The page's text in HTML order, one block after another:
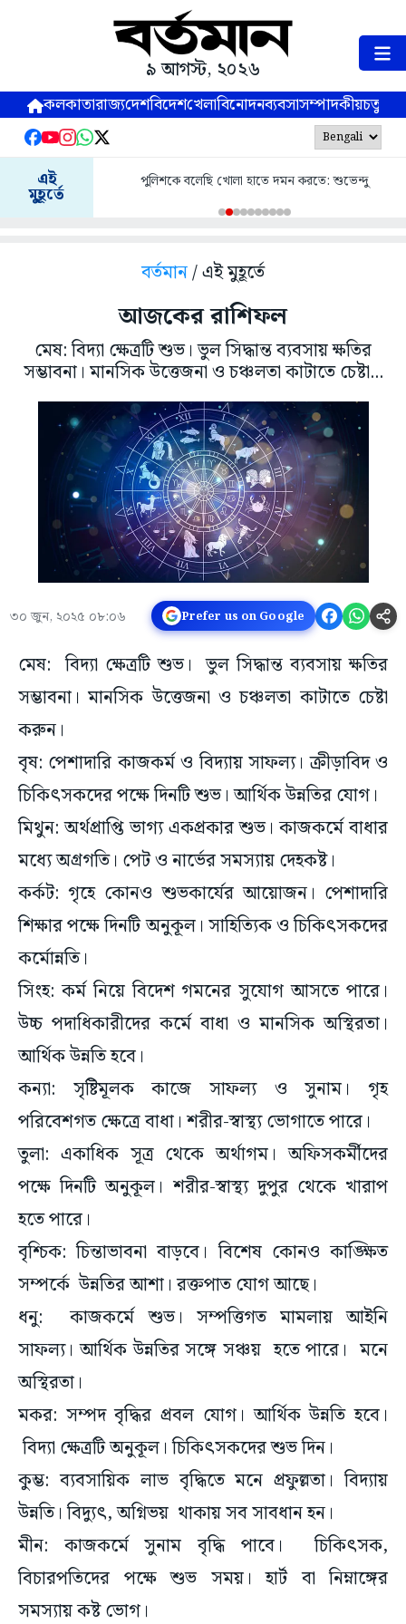
৯ আগস্ট, ২০২৬
কলকাতারাজ্যদেশবিদেশখেলাবিনোদনব্যবসাসম্পাদকীয়
এই
মুহূর্তে
পুলিশকে বলেছি খোলা হাতে দমন করতে: শুভেন্দু
বর্তমান/ এই মুহূর্তে
আজকের রাশিফল
মেষ: বিদ্যা ক্ষেত্রটি শুভ। ভুল সিদ্ধান্ত ব্যবসায় ক্ষতির
সম্ভাবনা। মানসিক উত্তেজনা ও চঞ্চলতা কাটাতে চেষ্টা...
৩০ জুন, ২০২৫ ০৮:০৬ Prefer us on Google
মেষ: বিদ্যা ক্ষেত্রটি শুভ। ভুল সিদ্ধান্ত ব্যবসায় ক্ষতির
সম্ভাবনা। মানসিক উত্তেজনা ও চঞ্চলতা কাটাতে চেষ্টা
করুন।
বৃষ: পেশাদারি কাজকর্ম ও বিদ্যায় সাফল্য। ক্রীড়াবিদ ও
চিকিৎসকদের পক্ষে দিনটি শুভ। আর্থিক উন্নতির যোগ।
মিথুন: অর্থপ্রাপ্তি ভাগ্য একপ্রকার শুভ। কাজকর্মে বাধার
মধ্যে অগ্রগতি। পেট ও নার্ভের সমস্যায় দেহকষ্ট।
কর্কট: গৃহে কোনও শুভকার্যের আয়োজন। পেশাদারি
শিক্ষার পক্ষে দিনটি অনুকূল। সাহিত্যিক ও চিকিৎসকদের
কর্মোন্নতি।
সিংহ: কর্ম নিয়ে বিদেশ গমনের সুযোগ আসতে পারে।
উচ্চ পদাধিকারীদের কর্মে বাধা ও মানসিক অস্থিরতা।
আর্থিক উন্নতি হবে।
কন্যা: সৃষ্টিমূলক কাজে সাফল্য ও সুনাম। গৃহ
পরিবেশগত ক্ষেত্রে বাধা। শরীর-স্বাস্থ্য ভোগাতে পারে।
তুলা: একাধিক সূত্র থেকে অর্থাগম। অফিসকর্মীদের
পক্ষে দিনটি অনুকূল। শরীর-স্বাস্থ্য দুপুর থেকে খারাপ
হতে পারে।
বৃশ্চিক: চিন্তাভাবনা বাড়বে। বিশেষ কোনও কাঙ্ক্ষিত
সম্পর্কে উন্নতির আশা। রক্তপাত যোগ আছে।
ধনু: কাজকর্মে শুভ। সম্পত্তিগত মামলায় আইনি
সাফল্য। আর্থিক উন্নতির সঙ্গে সঞ্চয় হতে পারে। মনে
অস্থিরতা।
মকর: সম্পদ বৃদ্ধির প্রবল যোগ। আর্থিক উন্নতি হবে।
বিদ্যা ক্ষেত্রটি অনুকূল। চিকিৎসকদের শুভ দিন।
কুম্ভ: ব্যবসায়িক লাভ বৃদ্ধিতে মনে প্রফুল্লতা। বিদ্যায়
উন্নতি। বিদ্যুৎ, অগ্নিভয় থাকায় সব সাবধান হন।
মীন: কাজকর্মে সুনাম বৃদ্ধি পাবে। চিকিৎসক,
বিচারপতিদের পক্ষে শুভ সময়। হার্ট বা নিম্নাঙ্গের
সমস্যায় কষ্ট ভোগ।